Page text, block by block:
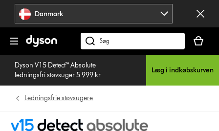
Spring
navigation
Danmark
Søg
på
dyson.dk
er
tom
Dyson V15 Detect™ Absolute
ledningsfri støvsuger 5 999 kr
Læg i indkøbskurven
Ledningsfrie støvsugere